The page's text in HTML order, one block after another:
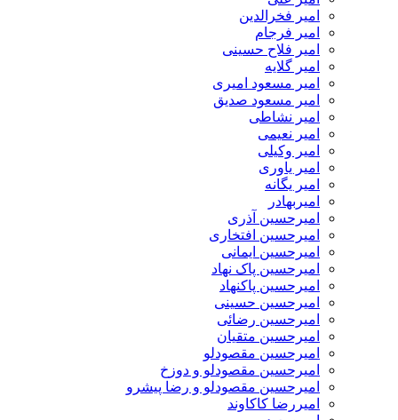
امیر فخرالدین
امیر فرجام
امیر فلاح حسینی
امیر گلایه
امیر مسعود امیری
امیر مسعود صدیق
امیر نشاطی
امیر نعیمی
امیر وکیلی
امیر یاوری
امیر یگانه
امیربهادر
امیرحسین آذری
امیرحسین افتخاری
امیرحسین ایمانی
امیرحسین پاک نهاد
امیرحسین پاکنهاد
امیرحسین حسینی
امیرحسین رضائی
امیرحسین متقیان
امیرحسین مقصودلو
امیرحسین مقصودلو و دوزخ
امیرحسین مقصودلو و رضا پیشرو
امیررضا کاکاوند